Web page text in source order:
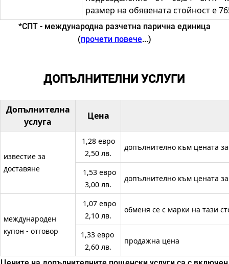
размер на обявената стойност е
*СПТ - международна разчетна парична единица
(прочети повече...)
ДОПЪЛНИТЕЛНИ УСЛУГИ
Допълнителна
услуга
Цена
известие за
доставяне
1,28 евро
2,50 лв.
допълнително към цената
1,53 евро
3,00 лв.
допълнително към цената
международен
купон - отговор
1,07 евро
2,10 лв.
обменя се с марки на тази
1,33 евро
2,60 лв.
продажна цена